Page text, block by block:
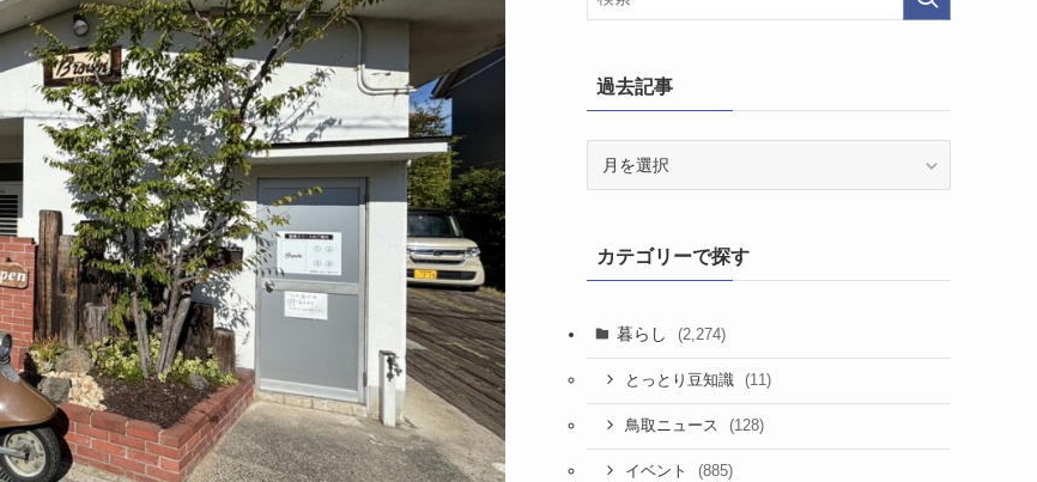
過去記事
カテゴリーで探す
暮らし (2,274)
とっとり豆知識 (11)
鳥取ニュース (128)
イベント (885)